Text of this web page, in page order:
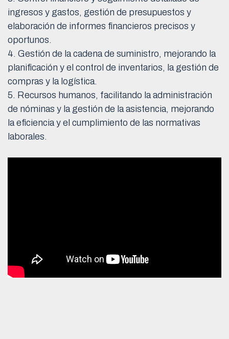
ingresos y gastos, gestión de presupuestos y
elaboración de informes financieros precisos y
oportunos.
4. Gestión de la cadena de suministro, mejorando la
planificación y el control de inventarios, la gestión de
compras y la logística.
5. Recursos humanos, facilitando la administración
de nóminas y la gestión de la asistencia, mejorando
la eficiencia y el cumplimiento de las normativas
laborales.